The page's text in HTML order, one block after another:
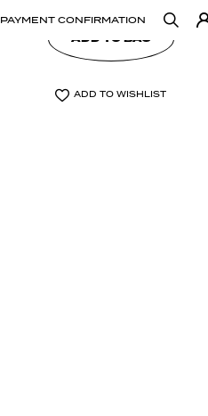
PAYMENT CONFIRMATION
ADD TO BAG
ADD TO WISHLIST